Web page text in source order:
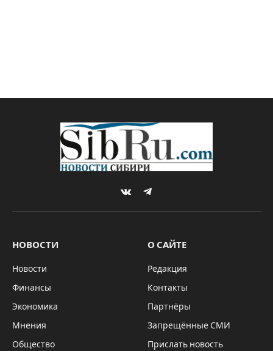
VKontakteTelegram
НОВОСТИ
Новости
Финансы
Экономика
Мнения
Общество
О САЙТЕ
Редакция
Контакты
Партнёры
Запрещённые СМИ
Прислать новость